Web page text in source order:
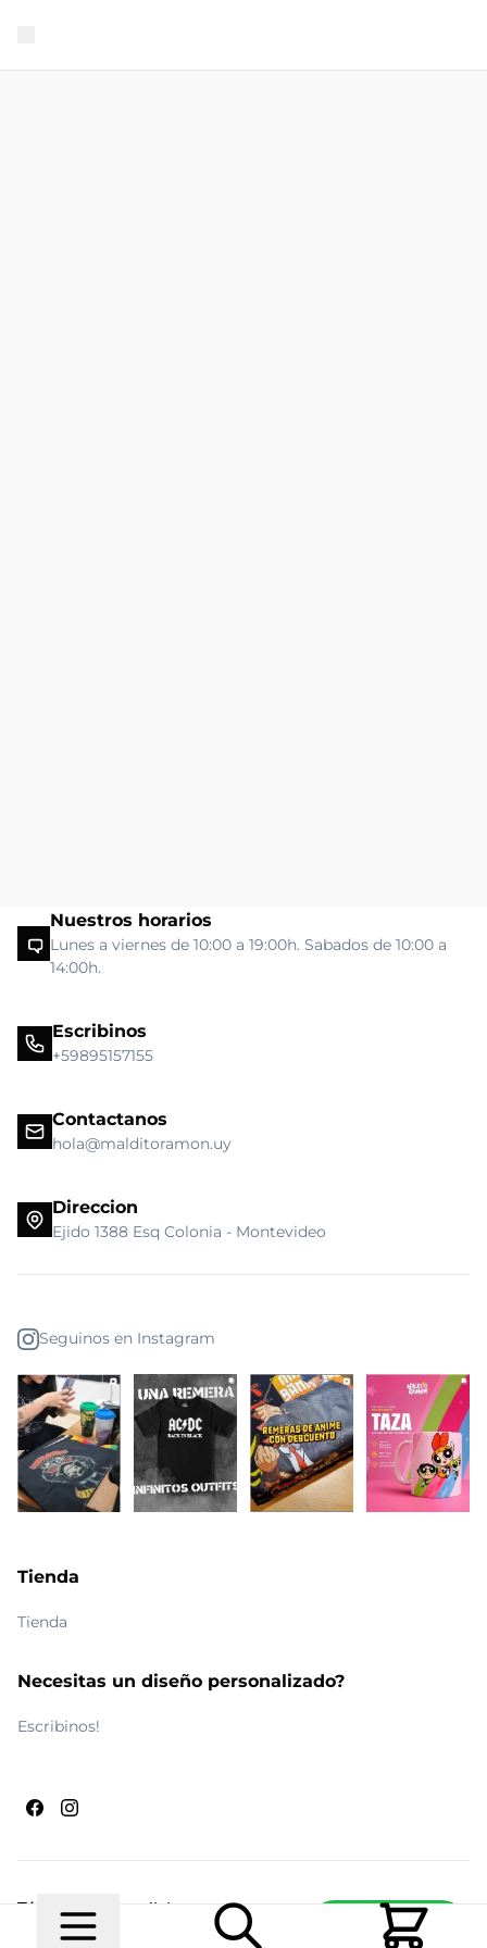
Escribinos
Nuestros horarios
Lunes a viernes de 10:00 a 19:00h. Sabados de 10:00 a
14:00h.
Escribinos
+59895157155
Contactanos
hola@malditoramon.uy
Direccion
Ejido 1388 Esq Colonia - Montevideo
Seguinos en Instagram
Tienda
Tienda
Necesitas un diseño personalizado?
Escribinos!
© 2026 Maldito RamónRealizado por Ecwid de
Términos y condiciones